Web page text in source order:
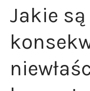
Jakie są